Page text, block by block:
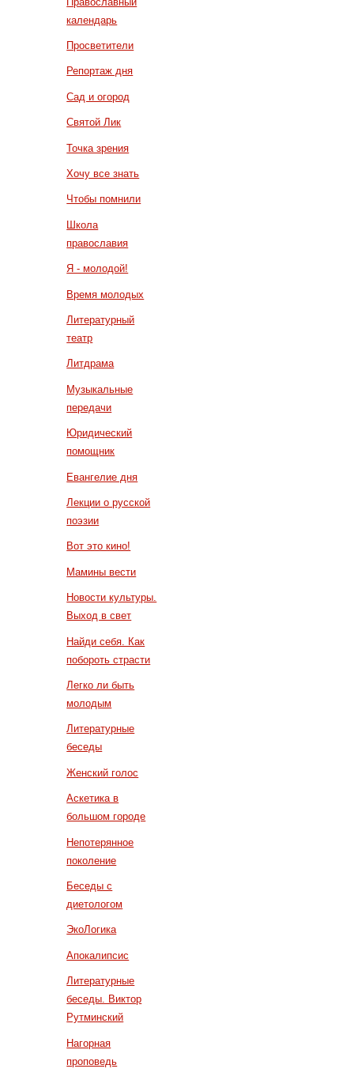
календарь
Просветители
Репортаж дня
Сад и огород
Святой Лик
Точка зрения
Хочу все знать
Чтобы помнили
Школа
православия
Я - молодой!
Время молодых
Литературный
театр
Литдрама
Музыкальные
передачи
Юридический
помощник
Евангелие дня
Лекции о русской
поэзии
Вот это кино!
Мамины вести
Новости культуры.
Выход в свет
Найди себя. Как
побороть страсти
Легко ли быть
молодым
Литературные
беседы
Женский голос
Аскетика в
большом городе
Непотерянное
поколение
Беседы с
диетологом
ЭкоЛогика
Апокалипсис
Литературные
беседы. Виктор
Рутминский
Нагорная
проповедь